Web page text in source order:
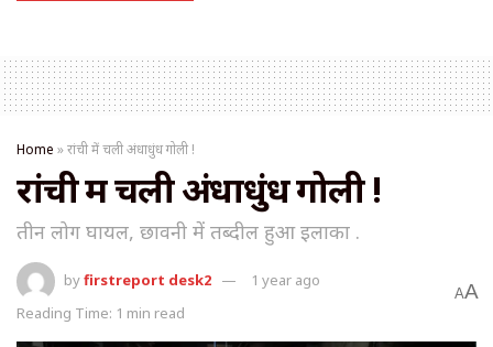
Home »रांची में चली अंधाधुंध गोली !
रांची में चली अंधाधुंध गोली !
तीन लोग घायल, छावनी में तब्दील हुआ इलाका .
byfirstreport desk2
1 year ago
Reading Time: 1 min read
AA